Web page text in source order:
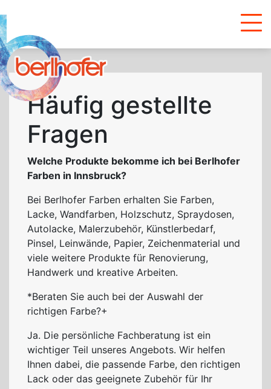
Häufig gestellte
Fragen
Welche Produkte bekomme ich bei Berlhofer
Farben in Innsbruck?
Bei Berlhofer Farben erhalten Sie Farben,
Lacke, Wandfarben, Holzschutz, Spraydosen,
Autolacke, Malerzubehör, Künstlerbedarf,
Pinsel, Leinwände, Papier, Zeichenmaterial und
viele weitere Produkte für Renovierung,
Handwerk und kreative Arbeiten.
*Beraten Sie auch bei der Auswahl der
richtigen Farbe?+
Ja. Die persönliche Fachberatung ist ein
wichtiger Teil unseres Angebots. Wir helfen
Ihnen dabei, die passende Farbe, den richtigen
Lack oder das geeignete Zubehör für Ihr